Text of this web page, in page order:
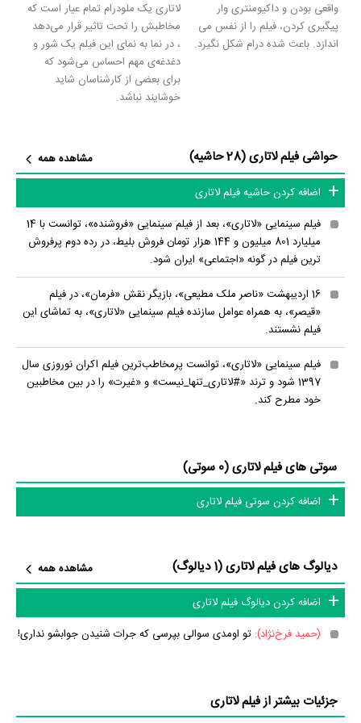
واقعی بودن و داکیومنتری وار
پیگیری کردن، فیلم را از نفس می
اندازد. باعث شده درام شکل نگیرد.
لاتاری یک ملودرام تمام عیار است که
مخاطبش را تحت تاثیر قرار می‌دهد
، در نما به نمای این فیلم یک شور و
دغدغه‌ی مهم احساس می‌شود که
برای بعضی از کارشناسان شاید
خوشایند نباشد.
حواشی فیلم لاتاری (28 حاشیه)
مشاهده همه
اضافه کردن حاشیه فیلم لاتاری
فیلم سینمایی «لاتاری»، بعد از فیلم سینمایی «فروشنده»، توانست با 14
میلیارد 801 میلیون و 144 هزار تومان فروش بلیط، در رده دوم پرفروش
ترین فیلم در گونه «اجتماعی» ایران شود.
16 اردیبهشت «ناصر ملک مطیعی»، بازیگر نقش «فرمان»، در فیلم
«قیصر»، به همراه عوامل سازنده فیلم سینمایی «لاتاری»، به تماشای این
فیلم نشستند.
فیلم سینمایی «لاتاری»، توانست پرمخاطب‌ترین فیلم اکران نوروزی سال
1397 شود و ترند «#لاتاری_تنها_نیست» و «غیرت» را در بین مخاطبین
خود مطرح کند.
سوتی های فیلم لاتاری (0 سوتی)
اضافه کردن سوتی فیلم لاتاری
دیالوگ های فیلم لاتاری (1 دیالوگ)
مشاهده همه
اضافه کردن دیالوگ فیلم لاتاری
(حمید فرخ‌نژاد): تو اومدی سوالی بپرسی که جرات شنیدن جوابشو نداری!
جزئیات بیشتر از فیلم لاتاری